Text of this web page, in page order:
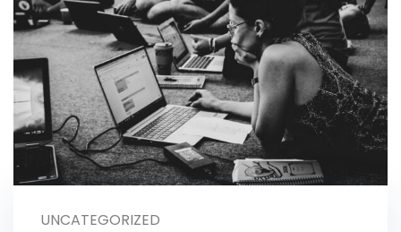
UNCATEGORIZED